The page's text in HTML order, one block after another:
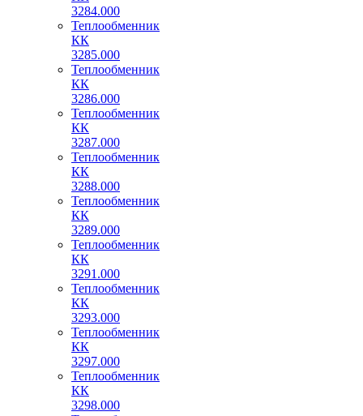
3284.000
Теплообменник
КК
3285.000
Теплообменник
КК
3286.000
Теплообменник
КК
3287.000
Теплообменник
КК
3288.000
Теплообменник
КК
3289.000
Теплообменник
КК
3291.000
Теплообменник
КК
3293.000
Теплообменник
КК
3297.000
Теплообменник
КК
3298.000